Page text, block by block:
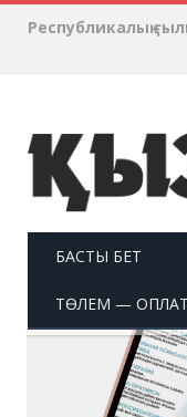
Республикалық
БАСТЫ БЕТ
ТӨЛЕМ —